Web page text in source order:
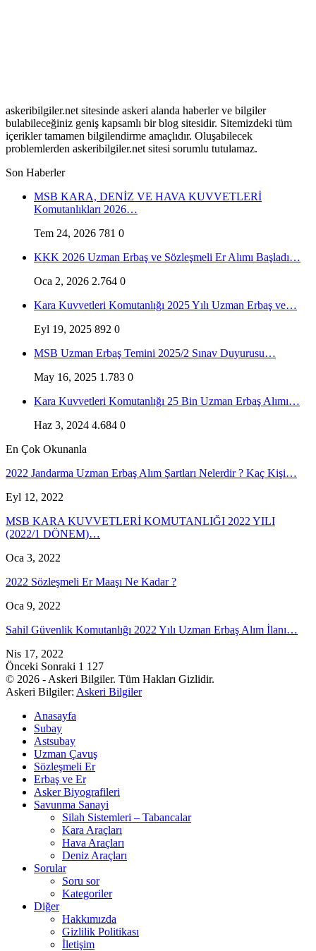
askeribilgiler.net sitesinde askeri alanda haberler ve bilgiler
bulabileceğiniz geniş kapsamlı bir blog sitesidir. Sitemizdeki tüm
içerikler tamamen bilgilendirme amaçlıdır. Oluşabilecek
problemlerden askeribilgiler.net sitesi sorumlu tutulamaz.
Son Haberler
MSB KARA, DENİZ VE HAVA KUVVETLERİ
Komutanlıkları 2026…
Tem 24, 2026 781 0
KKK 2026 Uzman Erbaş ve Sözleşmeli Er Alımı Başladı…
Oca 2, 2026 2.764 0
Kara Kuvvetleri Komutanlığı 2025 Yılı Uzman Erbaş ve…
Eyl 19, 2025 892 0
MSB Uzman Erbaş Temini 2025/2 Sınav Duyurusu…
May 16, 2025 1.783 0
Kara Kuvvetleri Komutanlığı 25 Bin Uzman Erbaş Alımı…
Haz 3, 2024 4.684 0
En Çok Okunanla
2022 Jandarma Uzman Erbaş Alım Şartları Nelerdir ? Kaç Kişi…
Eyl 12, 2022
MSB KARA KUVVETLERİ KOMUTANLIĞI 2022 YILI
(2022/1 DÖNEM)…
Oca 3, 2022
2022 Sözleşmeli Er Maaşı Ne Kadar ?
Oca 9, 2022
Sahil Güvenlik Komutanlığı 2022 Yılı Uzman Erbaş Alım İlanı…
Nis 17, 2022
Önceki Sonraki 1 127
© 2026 - Askeri Bilgiler. Tüm Hakları Gizlidir.
Askeri Bilgiler: Askeri Bilgiler
Anasayfa
Subay
Astsubay
Uzman Çavuş
Sözleşmeli Er
Erbaş ve Er
Asker Biyografileri
Savunma Sanayi
Silah Sistemleri – Tabancalar
Kara Araçları
Hava Araçları
Deniz Araçları
Sorular
Soru sor
Kategoriler
Diğer
Hakkımızda
Gizlilik Politikası
İletişim